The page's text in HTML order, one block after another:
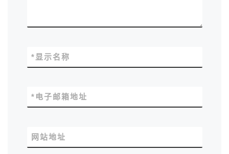
显示名称
*
电子邮箱地址
*
网站地址